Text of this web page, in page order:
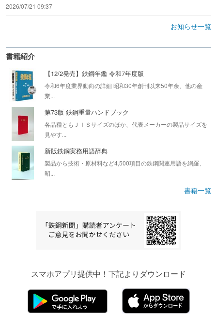
2026/07/21 09:37
お知らせ一覧
書籍紹介
【12/2発売】鉄鋼年鑑 令和7年度版
令和6年度業界動向の詳細 昭和30年創刊以来50年余、他の産
業...
第73版 鉄鋼重量ハンドブック
各品種ともＪＩＳサイズのほか、代表メーカーの製品サイズを
見やす...
新版鉄鋼実務用語辞典
製品から技術・原材料など4,500項目の鉄鋼関連用語を網羅、
昭...
書籍一覧
スマホアプリ提供中！下記よりダウンロード